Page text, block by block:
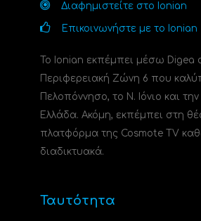
Διαφημιστείτε στο Ionian
Επικοινωνήστε με το Ionian
Το Ionian εκπέμπει μέσω Digea
Περιφερειακή Ζώνη 6 που
Πελοπόννησο, το N. Ιόνιο και
Ελλάδα. Ακόμη, εκπέμπει στη
πλατφόρμα της Cosmote TV
διαδικτυακά.
Ταυτότητα